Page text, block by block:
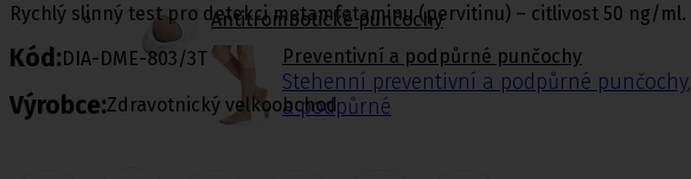
Antitrombotické punčochy
Preventivní a podpůrné punčochy
Stehenní preventivní a podpůrné punčochy,
a podpůrné
Rychlý slinný test pro detekci metamfetaminu (pervitinu) – citlivost 50 ng/ml.
Kód:DIA-DME-803/3T
Výrobce:Zdravotnický velkoobchod